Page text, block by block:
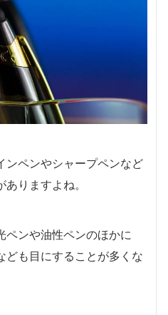
ンペンやシャープペンなど
りますよね。
ペンや油性ペンのほかに
ども目にすることが多くな